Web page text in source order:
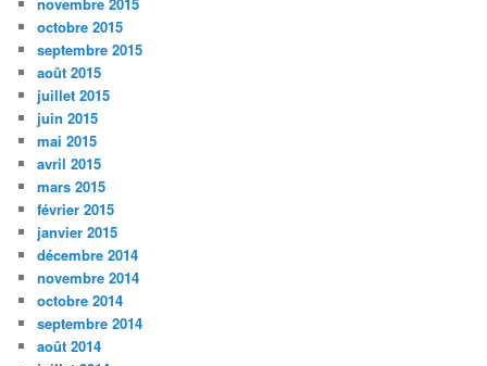
octobre 2015
septembre 2015
août 2015
juillet 2015
juin 2015
mai 2015
avril 2015
mars 2015
février 2015
janvier 2015
décembre 2014
novembre 2014
octobre 2014
septembre 2014
août 2014